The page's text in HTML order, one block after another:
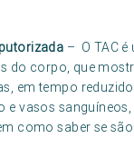
– O TAC
do corpo, que
em tempo
e vasos
como saber se